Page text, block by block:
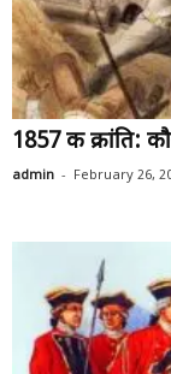
1857 की क्रांति:
admin - February 26,